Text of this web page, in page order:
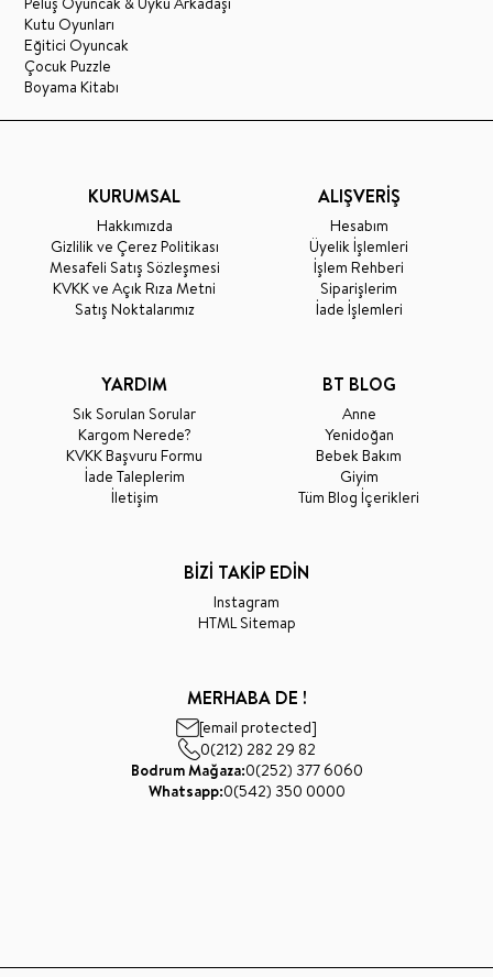
Kutu Oyunları
Eğitici Oyuncak
Çocuk Puzzle
Boyama Kitabı
KURUMSAL
Hakkımızda
Gizlilik ve Çerez Politikası
Mesafeli Satış Sözleşmesi
KVKK ve Açık Rıza Metni
Satış Noktalarımız
ALIŞVERİŞ
Hesabım
Üyelik İşlemleri
İşlem Rehberi
Siparişlerim
İade İşlemleri
YARDIM
Sık Sorulan Sorular
Kargom Nerede?
KVKK Başvuru Formu
İade Taleplerim
İletişim
BT BLOG
Anne
Yenidoğan
Bebek Bakım
Giyim
Tüm Blog İçerikleri
BİZİ TAKİP EDİN
Instagram
HTML Sitemap
MERHABA DE !
[email protected]
0(212) 282 29 82
Bodrum Mağaza:0(252) 377 6060
Whatsapp:0(542) 350 0000